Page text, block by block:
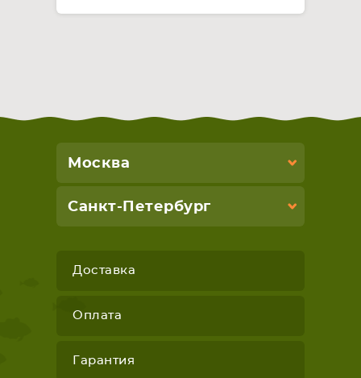
Москва
Санкт-Петербург
Доставка
Оплата
Гарантия